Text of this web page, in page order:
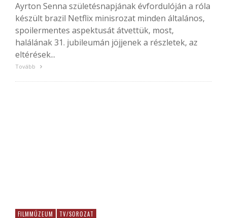
Ayrton Senna születésnapjának évfordulóján a róla
készült brazil Netflix minisrozat minden általános,
spoilermentes aspektusát átvettük, most,
halálának 31. jubileumán jöjjenek a részletek, az
eltérések...
Tovább
FILMMÚZEUM TV/SOROZAT